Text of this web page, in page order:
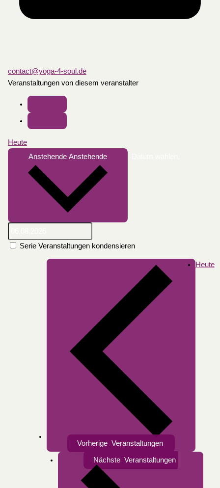
contact@yoga-4-soul.de
Veranstaltungen von diesem veranstalter
Heute
Anstehende Anstehende
Serie Veranstaltungen kondensieren
Vorherige Veranstaltungen
Heute
Nächste Veranstaltungen